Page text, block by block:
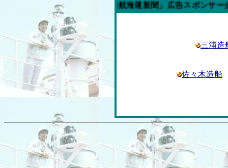
今週の「内航海運新聞」広告スポンサー企業
三浦造
佐々木造船